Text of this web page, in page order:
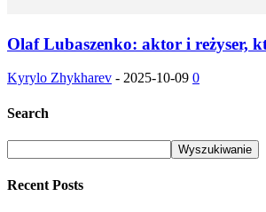
Olaf Lubaszenko: aktor i reżyser,
Kyrylo Zhykharev - 2025-10-09 0
Search
Recent Posts